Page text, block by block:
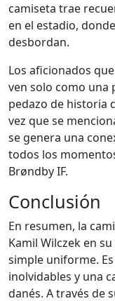
camiseta trae
en el estadio,
desbordan.
Los aficionados
ven solo como una
pedazo de historia
vez que se
se genera una
todos los
Brøndby IF.
Conclusión
En resumen, la
Kamil Wilczek en
simple uniforme.
inolvidables y una
danés. A través de